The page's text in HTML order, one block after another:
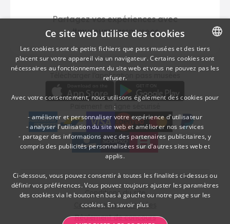
Partagez vos expériences avec
#museumpassmusees
Télécharger
Télécharger l’application pass musées
Moyens de
Paiement en ligne sécurisé
American Express
bancontact
visa
Edenred
mc
paypal
kbc
Sodexo Cultuurcheques
belfius
Conditions du site
Conditions pass musées
Règlement de concours
DUTCH
Ce site web utilise des cookies
Les cookies sont de petits fichiers que pass musées et des tiers
placent sur votre appareil via un navigateur. Certains cookies sont
nécessaires au fonctionnement du site web et vous ne pouvez pas les
refuser.
Avec votre consentement, nous utilisons également des cookies pour
:
- améliorer et personnaliser votre expérience d'utilisateur
- analyser l'utilisation du site web et améliorer nos services
- partager des informations avec des partenaires publicitaires, y
compris des publicités personnalisées sur d'autres sites web et
applis.
Ci-dessous, vous pouvez consentir à toutes les finalités ci-dessus ou
définir vos préférences. Vous pouvez toujours ajuster les paramètres
des cookies via le bouton en bas à gauche ou notre page sur les
cookies. En savoir plus